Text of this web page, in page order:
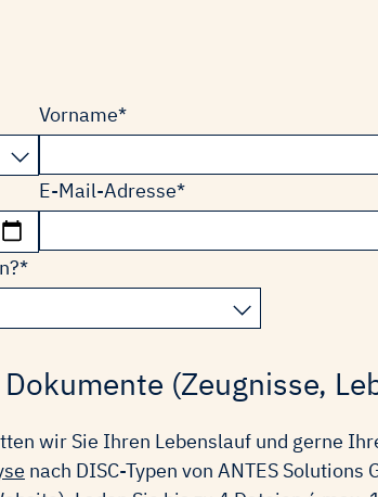
Pflichtfeld
Vorname*
Pflichtfeld
E-Mail-Adresse*
*
Dokumente (Zeugnisse,
wir Sie Ihren Lebenslauf und gerne
nach DISC-Typen von ANTES